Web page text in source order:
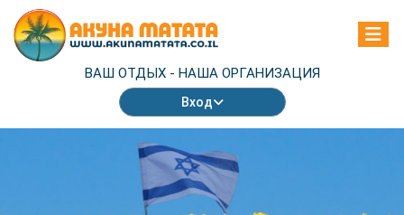
ВАШ ОТДЫХ - НАША ОРГАНИЗАЦИЯ
Вход